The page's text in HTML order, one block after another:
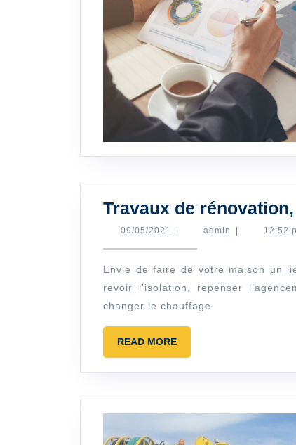
Travaux de
09/05/2021 09/05/2021
| admin admin
| 12:52
Envie de faire de votre maison un lieu de vie convivial et confortable ? Que vous vouliez
revoir l’isolation, repenser
changer le chauffage
READ MOREREAD
MORE